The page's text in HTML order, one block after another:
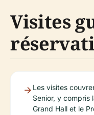
Visites
Les visites
Senior, y compris
Grand Hall et le